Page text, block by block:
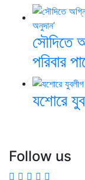
সৌদিতে
পরিবার
যশোরে
Follow us